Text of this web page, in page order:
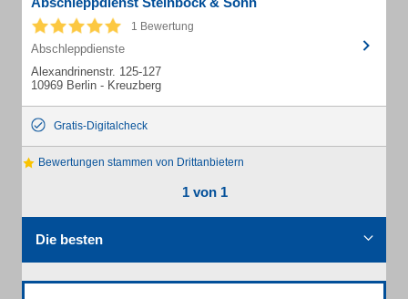
1 Bewertung
Abschleppdienste
Alexandrinenstr. 125-127
10969 Berlin - Kreuzberg
Gratis-Digitalcheck
Bewertungen stammen von Drittanbietern
1 von 1
Die besten